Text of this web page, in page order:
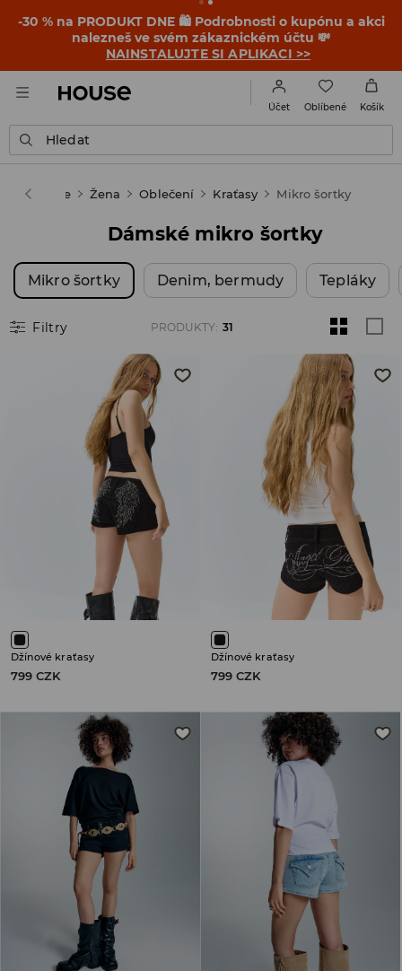
-30 % na PRODUKT DNE 🛍️ Podrobnosti o kupónu a akci
nalezneš ve svém zákaznickém účtu 💸
NAINSTALUJTE SI APLIKACI >>
Účet Oblíbené Košík
Hledat
House Žena Oblečení Kraťasy Mikro šortky
Dámské mikro šortky
Mikro šortky Denim, bermudy Tepláky
Filtry PRODUKTY: 31
Džínové kraťasy
799 CZK
Džínové kraťasy
799 CZK